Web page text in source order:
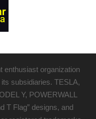
enthusiast organization
subsidiaries. TESLA,
Y, POWERWALL
T Flag” designs, and